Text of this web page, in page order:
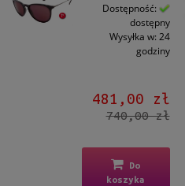
Możliwość montażu soczewek z
Dostępność:
dostępny
Wysyłka w: 24
godziny
481,00 zł
740,00 zł
Do
koszyka